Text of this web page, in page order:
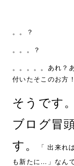
。。？
。。。？
。。。。。あれ？
付いたそこのお方！
そうです
ブログ冒
す。 「 出来れ
も新たに…」なん